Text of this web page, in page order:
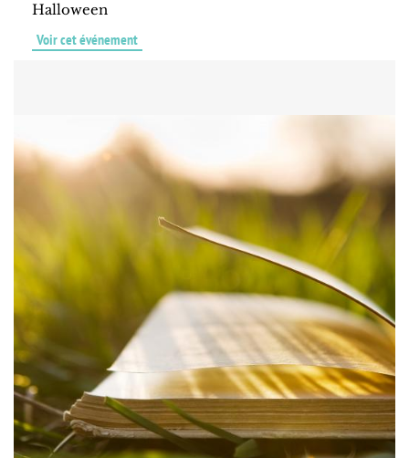
Halloween
Voir cet événement